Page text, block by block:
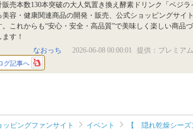
販売本数130本突破の大人気置き換え酵素ドリンク「ベジ
美容・健康関連商品の開発・販売、公式ショッピングサイ
。これからも“安心・安全・高品質”で美味しく楽しい商品
す！
なおっち
2026-06-08 00:00:01 提供：プレミア
グ記事へ
ッピングファンサイト イベント 【 隠れ乾燥シー